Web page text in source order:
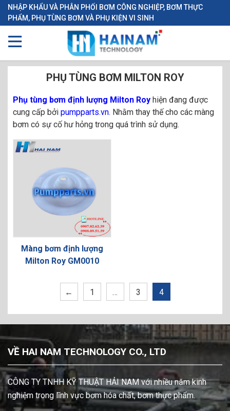
NHẬP KHẨU VÀ PHÂN PHỐI BƠM CÔNG NGHIỆP, BƠM THỰC
PHẨM, PHỤ TÙNG BƠM VÀ PHỤ KIỆN VI SINH
PHỤ TÙNG BƠM MILTON ROY
Phụ tùng bơm định lượng Milton Roy hiện đang được
cung cấp bởi pumpparts.vn. Nhằm thay thế cho các màng
bơm có sự cố hư hỏng trong quá trình sử dụng.
Màng bơm định lượng
Milton Roy GM0010
← 1 … 3 4
VỀ HAI NAM TECHNOLOGY CO., LTD
CÔNG TY TNHH KỸ THUẬT HẢI NAM với nhiều năm kinh
nghiệm trong lĩnh vực bơm hóa chất, bơm thực phẩm.